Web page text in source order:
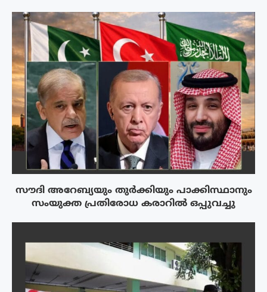
സൗദി അറേബ്യയും തുർക്കിയും പാക്കിസ്ഥാനും
സംയുക്ത പ്രതിരോധ കരാറിൽ ഒപ്പുവച്ചു